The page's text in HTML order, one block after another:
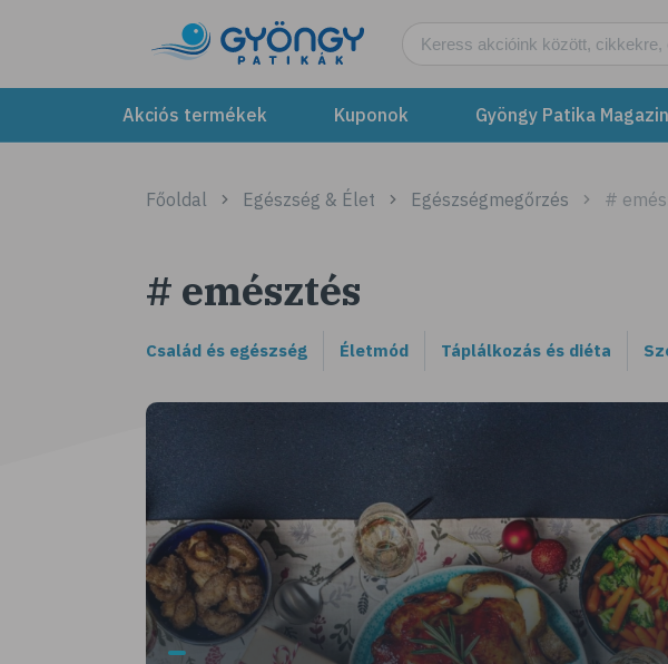
Akciós termékek Kuponok Gyöngy Patika Magazin
Főoldal Egészség & Élet Egészségmegőrzés #
# emésztés
Család és egészség Életmód Táplálkozás és diéta